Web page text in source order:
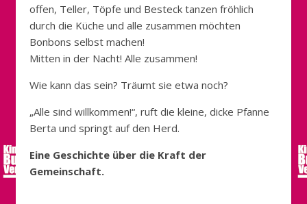
offen, Teller, Töpfe und Besteck tanzen fröhlich
durch die Küche und alle zusammen möchten
Bonbons selbst machen!
Mitten in der Nacht! Alle zusammen!
Wie kann das sein? Träumt sie etwa noch?
„Alle sind willkommen!“, ruft die kleine, dicke Pfanne
Berta und springt auf den Herd.
Eine Geschichte über die Kraft der
Gemeinschaft.